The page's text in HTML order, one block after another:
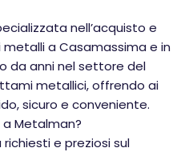
nell’acquisto e
a Casamassima e in
da anni nel settore del
metallici, offrendo ai
sicuro e conveniente.
Metalman?
e preziosi sul